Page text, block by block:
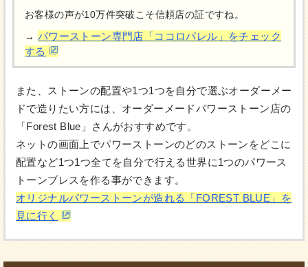
お客様の声が10万件突破こそ信頼店の証ですね。
→ パワーストーン専門店「ココロパレル」をチェック
する
また、ストーンの配置や1つ1つを自分で選ぶオーダーメー
ドで造りたい方には、オーダーメードパワーストーン店の
「Forest Blue」さんがおすすめです。
ネットの画面上でパワーストーンのどのストーンをどこに
配置など1つ1つ全てを自分で行える世界に1つのパワース
トーンブレスを作る事ができます。
オリジナルパワーストーンが造れる「FOREST BLUE」を
見に行く